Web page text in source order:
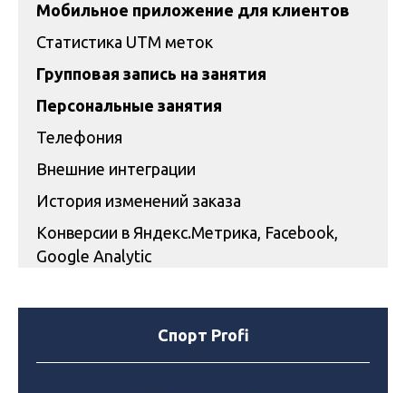
Мобильное приложение для клиентов
Статистика UTM меток
Групповая запись на занятия
Персональные занятия
Телефония
Внешние интеграции
История изменений заказа
Конверсии в Яндекс.Метрика, Facebook,
Google Analytic
Спорт Profi